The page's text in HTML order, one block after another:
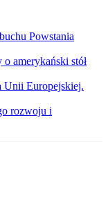
Powstania
amerykański stół
Unii Europejskiej.
rozwoju i